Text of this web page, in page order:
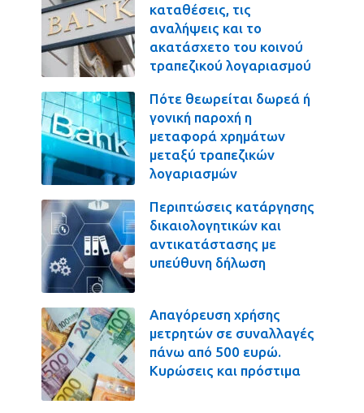
καταθέσεις, τις
αναλήψεις και το
ακατάσχετο του κοινού
τραπεζικού λογαριασμού
Πότε θεωρείται δωρεά ή
γονική παροχή η
μεταφορά χρημάτων
μεταξύ τραπεζικών
λογαριασμών
Περιπτώσεις κατάργησης
δικαιολογητικών και
αντικατάστασης με
υπεύθυνη δήλωση
Απαγόρευση χρήσης
μετρητών σε συναλλαγές
πάνω από 500 ευρώ.
Κυρώσεις και πρόστιμα